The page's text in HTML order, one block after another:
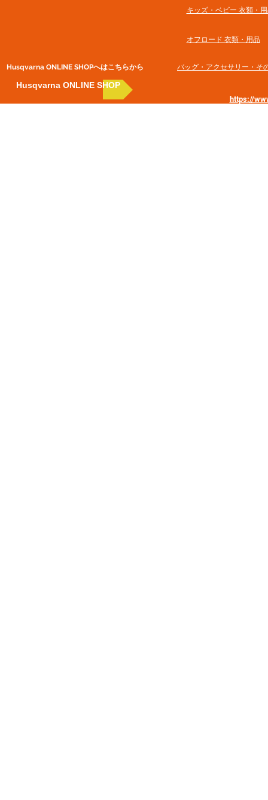
Husqvarna ONLINE SHOP​へはこちらから
Husqvarna ONLINE SHOP
キッズ・ベビー 衣類・
オフロード 衣類・用品
バッグ・アクセサリー・そ
https://